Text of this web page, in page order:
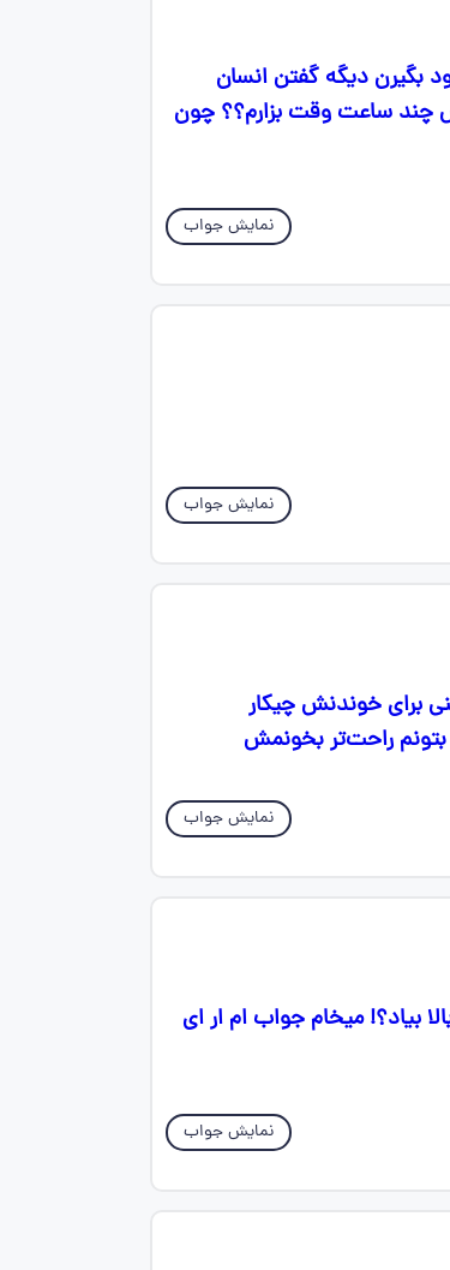
بگیرن دیگه گفتن انسان
برا هر درس چند ساعت وقت بزارم؟؟ چون
نمایش جواب
نمایش جواب
برای خوندنش چیکار
نمایش جواب
بیاد؟! میخام جواب ام ار ای
نمایش جواب